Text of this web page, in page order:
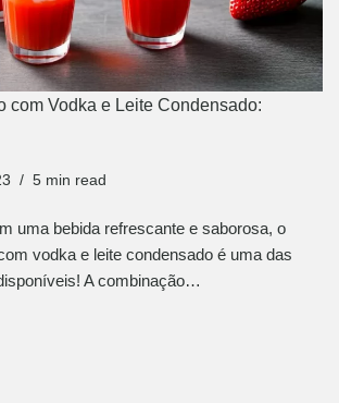
com Vodka e Leite Condensado:
5 min read
uma bebida refrescante e saborosa, o
vodka e leite condensado é uma das
A combinação…